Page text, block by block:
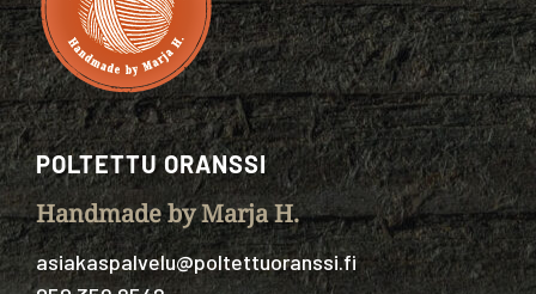
POLTETTU ORANSSI
Handmade by Marja H.
asiakaspalvelu@poltettuoranssi.fi